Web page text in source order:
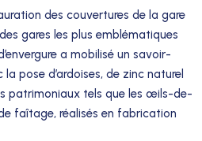
des couvertures de la gare
gares les plus emblématiques
a mobilisé un savoir-
pose d’ardoises, de zinc naturel
patrimoniaux tels que les œils-de-
faîtage, réalisés en fabrication